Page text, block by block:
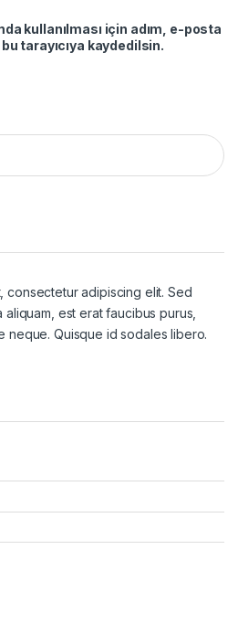
kullanılması için adım, e-posta
tarayıcıya kaydedilsin.
consectetur adipiscing elit. Sed
aliquam, est erat faucibus purus,
neque. Quisque id sodales libero.